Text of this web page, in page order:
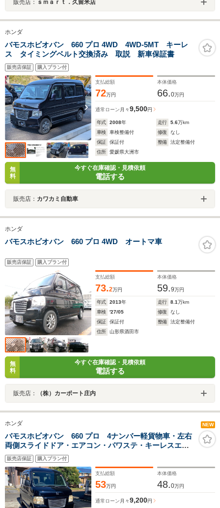
販売店： ｓｍａｒｔ．久留米店
ホンダ
バモスホビオバン 660 プロ 4WD 4WD-5MT キーレ
ス タイミングベルト交換済み 取説 新車保証書
販売店保証 購入プラン付
支払総額
72万円
本体価格
66.0万円
通常ローン 月々9,500円
年式 2008年 走行 5.6万km
車検
車検整備付 修復
なし
保証
保証付 整備
法定整備付
住所
愛媛県大洲市
無
料
今すぐ在庫確認・見積依頼
電話する
販売店： カワカミ自動車
ホンダ
バモスホビオバン 660 プロ 4WD オートマ車
販売店保証 購入プラン付
支払総額
73.2万円
本体価格
59.9万円
年式 2013年 走行 8.1万km
車検
'27/05 修復
なし
保証
保証付 整備
法定整備付
住所
山形県酒田市
無
料
今すぐ在庫確認・見積依頼
電話する
販売店： （株）カーポート庄内
ホンダ NEW
バモスホビオバン 660 プロ 4ナンバー軽貨物車・左右
両側スライドドア・エアコン・パワステ・キーレスエン
トリー・
販売店保証 購入プラン付
支払総額
53万円
本体価格
48.0万円
通常ローン 月々9,200円